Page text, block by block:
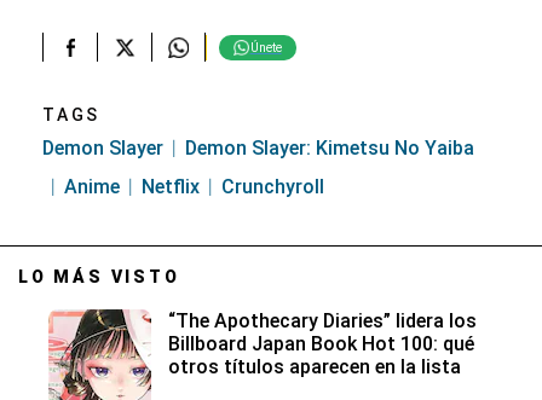
Únete
TAGS
Demon Slayer
Demon Slayer: Kimetsu No Yaiba
Anime
Netflix Crunchyroll
LO MÁS VISTO
“The Apothecary Diaries” lidera los
Billboard Japan Book Hot 100: qué
otros títulos aparecen en la lista